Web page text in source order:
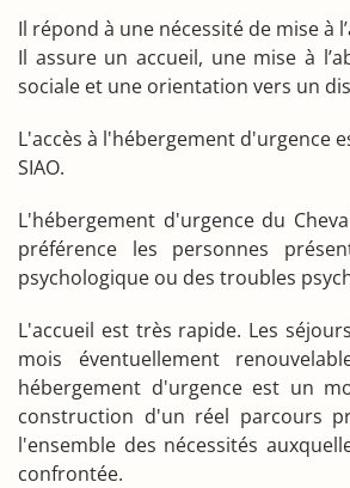
Il répond à une nécessité de mise à
Il assure un accueil, une mise à
sociale et une orientation vers un
L'accès à l'hébergement d'urgence
SIAO.
L'hébergement d'urgence du
préférence les personnes
psychologique ou des troubles
L'accueil est très rapide. Les
mois éventuellement
hébergement d'urgence est un
construction d'un réel parcours
l'ensemble des nécessités
confrontée.